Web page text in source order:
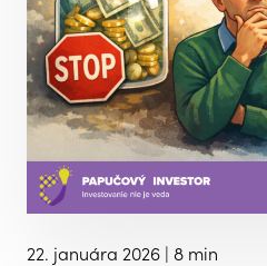
22. januára 2026 | 8 min